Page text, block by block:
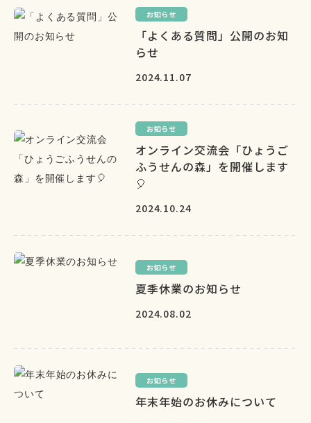
お知らせ
「よくある質問」公開のお知
らせ
2024.11.07
お知らせ
オンライン交流会「ひょうご
ふうせんの森」を開催します
🎈
2024.10.24
お知らせ
夏季休業のお知らせ
2024.08.02
お知らせ
年末年始のお休みについて